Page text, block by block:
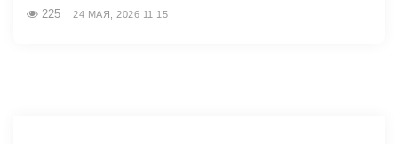
225 24 МАЯ, 2026 11:15